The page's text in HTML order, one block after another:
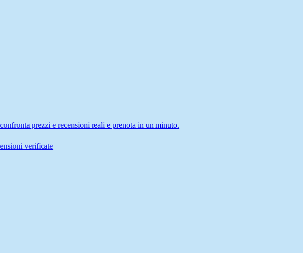
prezzi e recensioni reali e prenota in un minuto.
verificate